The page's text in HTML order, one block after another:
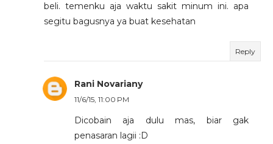
beli. temenku aja waktu sakit minum ini. apa
segitu bagusnya ya buat kesehatan
Reply
Rani Novariany
11/6/15, 11:00 PM
Dicobain aja dulu mas, biar gak
penasaran lagii :D